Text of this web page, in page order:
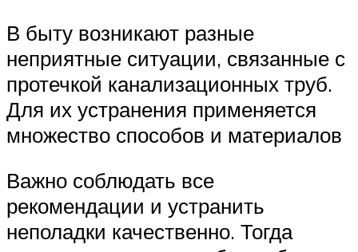
В быту возникают разные
неприятные ситуации, связанные с
протечкой канализационных труб.
Для их устранения применяется
множество способов и материалов
Важно соблюдать все
рекомендации и устранить
неполадки качественно. Тогда